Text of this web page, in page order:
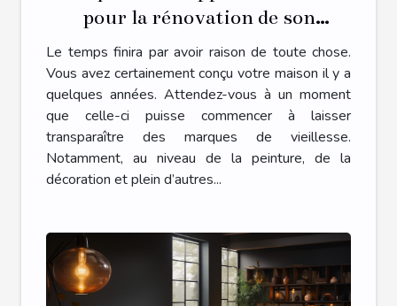
pour la rénovation de son
habitat ?
Le temps finira par avoir raison de toute chose.
Vous avez certainement conçu votre maison il y a
quelques années. Attendez-vous à un moment
que celle-ci puisse commencer à laisser
transparaître des marques de vieillesse.
Notamment, au niveau de la peinture, de la
décoration et plein d’autres...